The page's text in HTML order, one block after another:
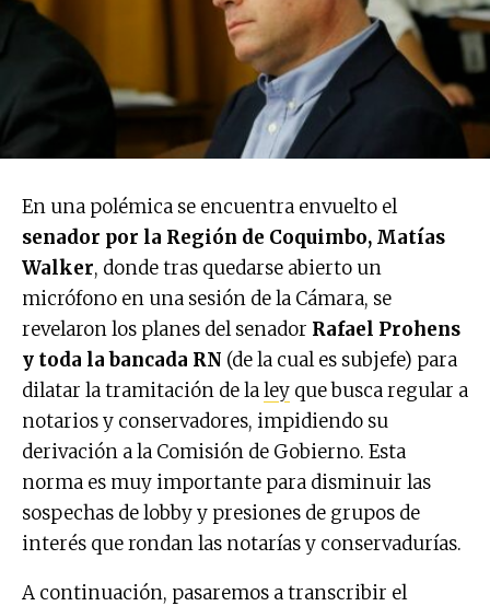
En una polémica se encuentra envuelto el
senador por la Región de Coquimbo, Matías
Walker, donde tras quedarse abierto un
micrófono en una sesión de la Cámara, se
revelaron los planes del senador Rafael Prohens
y toda la bancada RN (de la cual es subjefe) para
dilatar la tramitación de laley que busca regular a
notarios y conservadores, impidiendo su
derivación a la Comisión de Gobierno. Esta
norma es muy importante para disminuir las
sospechas de lobby y presiones de grupos de
interés que rondan las notarías y conservadurías.
A continuación, pasaremos a transcribir el